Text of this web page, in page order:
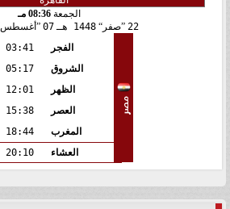
الجمعة 08:36 مـ
22
صفر 1448 هـ 07 أغسطس
مصر
الفجر
03:41
الشروق
05:17
الظهر
12:01
العصر
15:38
المغرب
18:44
العشاء
20:10